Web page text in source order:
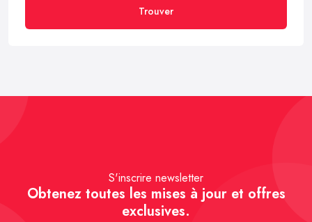
Trouver
S'inscrire newsletter
Obtenez toutes les mises à jour et offres
exclusives.